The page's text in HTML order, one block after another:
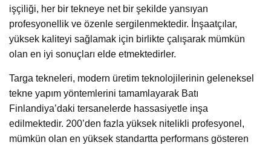
işçiliği, her bir tekneye net bir şekilde yansıyan
profesyonellik ve özenle sergilenmektedir. İnşaatçılar,
yüksek kaliteyi sağlamak için birlikte çalışarak mümkün
olan en iyi sonuçları elde etmektedirler.
Targa tekneleri, modern üretim teknolojilerinin geleneksel
tekne yapım yöntemlerini tamamlayarak Batı
Finlandiya’daki tersanelerde hassasiyetle inşa
edilmektedir. 200’den fazla yüksek nitelikli profesyonel,
mümkün olan en yüksek standartta performans gösteren